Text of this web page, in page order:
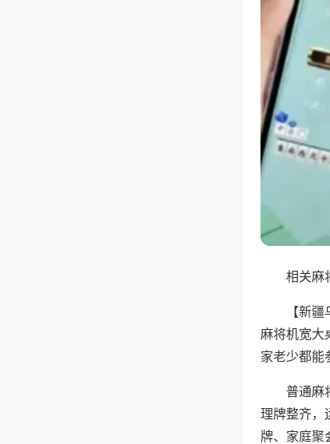
相关麻
【新
麻将机宽大
家老少都能
普通麻
理牌整齐，
牌、家庭聚